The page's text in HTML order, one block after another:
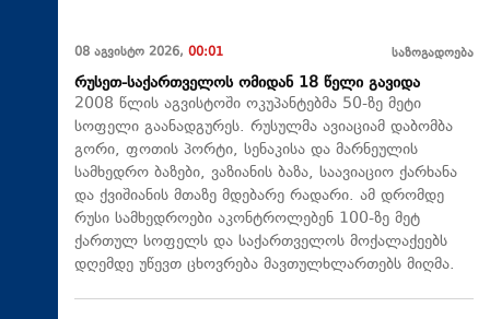
08 აგვისტო 2026, 00:01 საზოგადოება
რუსეთ-საქართველოს ომიდან 18 წელი გავიდა
2008 წლის აგვისტოში ოკუპანტებმა 50-ზე მეტი
სოფელი გაანადგურეს. რუსულმა ავიაციამ დაბომბა
გორი, ფოთის პორტი, სენაკისა და მარნეულის
სამხედრო ბაზები, ვაზიანის ბაზა, საავიაციო ქარხანა
და ქვიშიანის მთაზე მდებარე რადარი. ამ დრომდე
რუსი სამხედროები აკონტროლებენ 100-ზე მეტ
ქართულ სოფელს და საქართველოს მოქალაქეებს
დღემდე უწევთ ცხოვრება მავთულხლართებს მიღმა.